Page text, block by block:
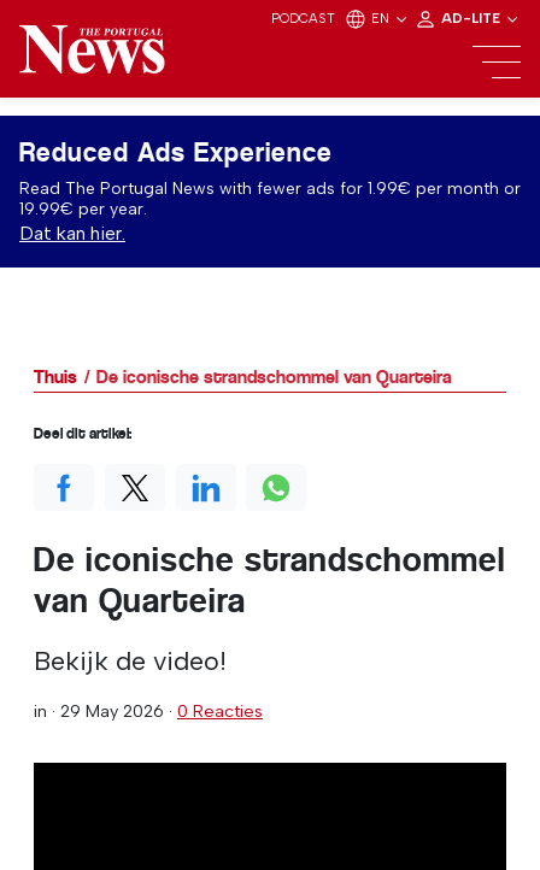
PODCAST EN AD-LITE
Reduced Ads Experience
Read The Portugal News with fewer ads for 1.99€ per month or
19.99€ per year.
Dat kan hier.
Thuis De iconische strandschommel van Quarteira
De iconische strandschommel
van Quarteira
Bekijk de video!
in · 29 May 2026 · 0 Reacties
Deel dit artikel: